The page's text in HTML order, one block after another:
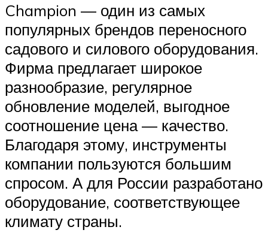
Champion — один из самых
популярных брендов переносного
садового и силового оборудования.
Фирма предлагает широкое
разнообразие, регулярное
обновление моделей, выгодное
соотношение цена — качество.
Благодаря этому, инструменты
компании пользуются большим
спросом. А для России разработано
оборудование, соответствующее
климату страны.